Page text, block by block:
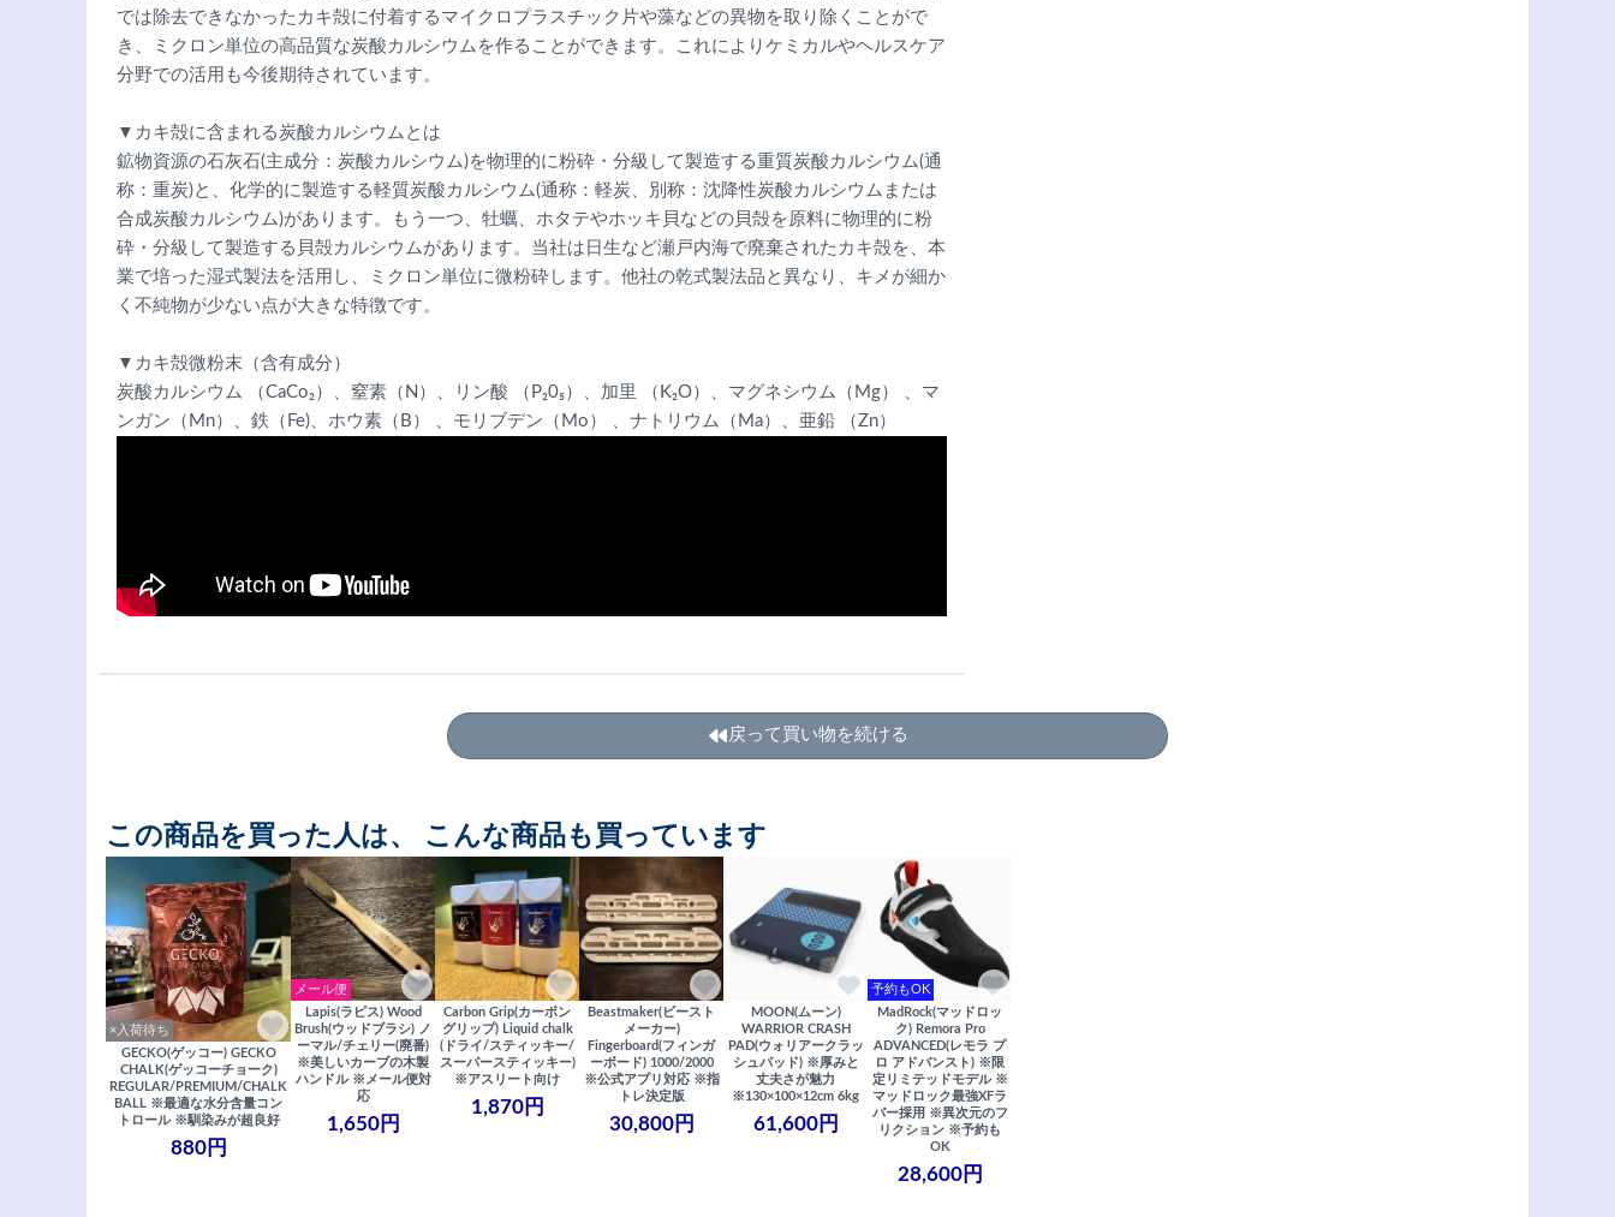
では除去できなかったカキ殻に付着するマイクロプラスチック片や藻などの異物を取り除くことがで
き、ミクロン単位の高品質な炭酸カルシウムを作ることができます。これによりケミカルやヘルスケア
分野での活用も今後期待されています。
▼カキ殻に含まれる炭酸カルシウムとは
鉱物資源の石灰石(主成分：炭酸カルシウム)を物理的に粉砕・分級して製造する重質炭酸カルシウム(通
称：重炭)と、化学的に製造する軽質炭酸カルシウム(通称：軽炭、別称：沈降性炭酸カルシウムまたは
合成炭酸カルシウム)があります。もう一つ、牡蠣、ホタテやホッキ貝などの貝殻を原料に物理的に粉
砕・分級して製造する貝殻カルシウムがあります。当社は日生など瀬戸内海で廃棄されたカキ殻を、本
業で培った湿式製法を活用し、ミクロン単位に微粉砕します。他社の乾式製法品と異なり、キメが細か
く不純物が少ない点が大きな特徴です。
▼カキ殻微粉末（含有成分）
炭酸カルシウム （CaCo₂）、窒素（N）、リン酸 （P₂0₅）、加里 （K₂O）、マグネシウム（Mg） 、マ
ンガン（Mn）、鉄（Fe)、ホウ素（B） 、モリブデン（Mo） 、ナトリウム（Ma）、亜鉛 （Zn）
戻って買い物を続ける
この商品を買った人は、 こんな商品も買っています
×入荷待ち
GECKO(ゲッコー) GECKO
CHALK(ゲッコーチョーク)
REGULAR/PREMIUM/CHALK
BALL ※最適な水分含量コン
トロール ※馴染みが超良好
880円
メール便
Lapis(ラピス) Wood
Brush(ウッドブラシ) ノ
ーマル/チェリー(廃番)
※美しいカーブの木製
ハンドル ※メール便対
応
1,650円
Carbon Grip(カーボン
グリップ) Liquid chalk
(ドライ/スティッキー/
スーパースティッキー)
※アスリート向け
1,870円
Beastmaker(ビースト
メーカー)
Fingerboard(フィンガ
ーボード) 1000/2000
※公式アプリ対応 ※指
トレ決定版
30,800円
MOON(ムーン)
WARRIOR CRASH
PAD(ウォリアークラッ
シュパッド) ※厚みと
丈夫さが魅力
※130×100×12cm 6kg
61,600円
予約もOK
MadRock(マッドロッ
ク) Remora Pro
ADVANCED(レモラ プ
ロ アドバンスト) ※限
定リミテッドモデル ※
マッドロック最強XFラ
バー採用 ※異次元のフ
リクション ※予約も
OK
28,600円